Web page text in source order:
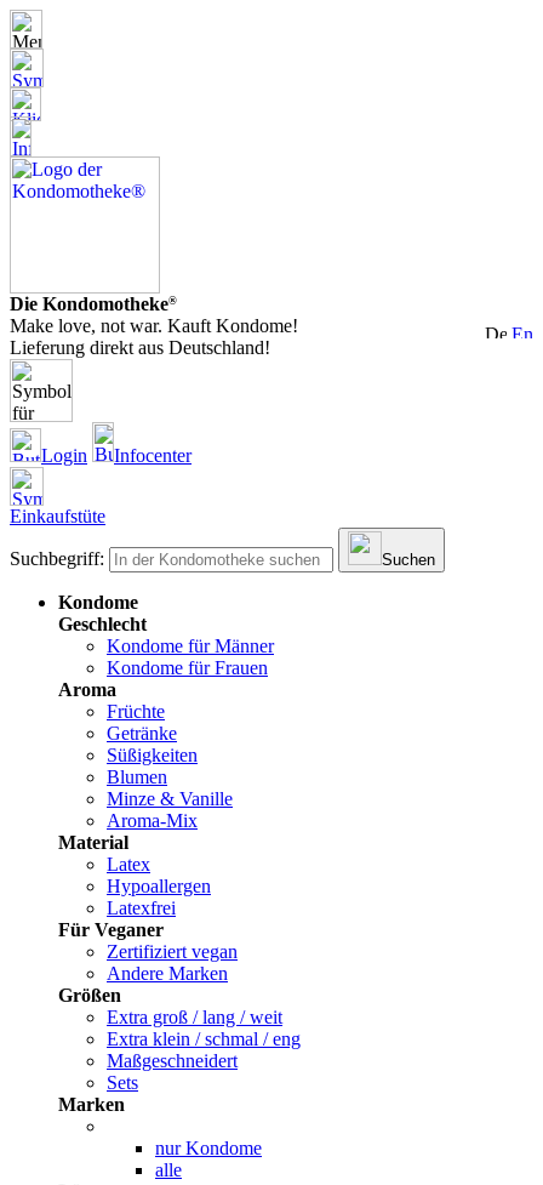
Die Kondomotheke®
Make love, not war. Kauft Kondome!
Lieferung direkt aus Deutschland!
Login Infocenter
Einkaufstüte
Suchbegriff: Suchen
Kondome
Geschlecht
Kondome für Männer
Kondome für Frauen
Aroma
Früchte
Getränke
Süßigkeiten
Blumen
Minze & Vanille
Aroma-Mix
Material
Latex
Hypoallergen
Latexfrei
Für Veganer
Zertifiziert vegan
Andere Marken
Größen
Extra groß / lang / weit
Extra klein / schmal / eng
Maßgeschneidert
Sets
Marken
nur Kondome
alle